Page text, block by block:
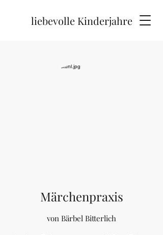
liebevolle Kinderjahre
Märchenpraxis
von Bärbel Bitterlich